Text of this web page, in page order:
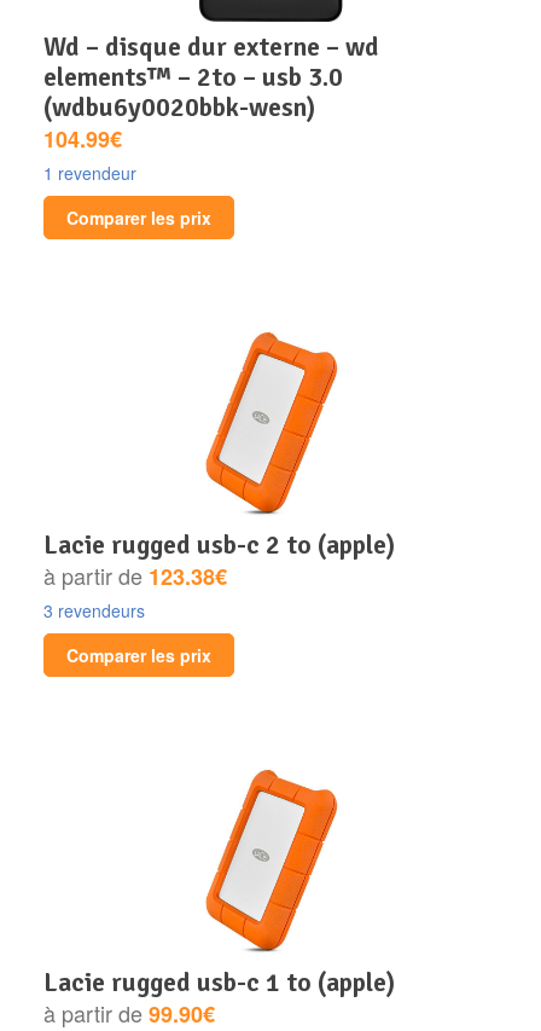
wd – disque dur externe – wd
elements™ – 2to – usb 3.0
(wdbu6y0020bbk-wesn)
104.99€
1 revendeur
Comparer les prix
lacie rugged usb-c 2 to (apple)
à partir de 123.38€
3 revendeurs
Comparer les prix
lacie rugged usb-c 1 to (apple)
à partir de99.90€